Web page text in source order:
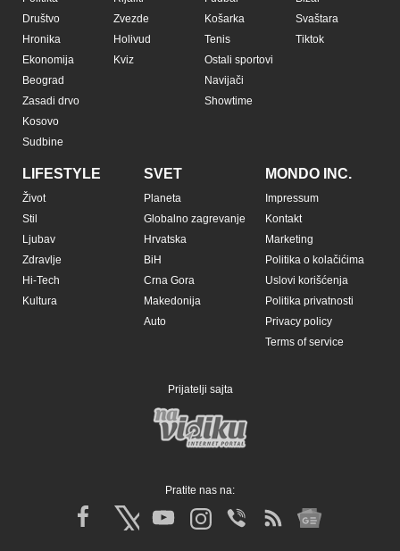
Društvo
Hronika
Ekonomija
Beograd
Zasadi drvo
Kosovo
Sudbine
Zvezde
Holivud
Kviz
Košarka
Tenis
Ostali sportovi
Navijači
Showtime
Svaštara
Tiktok
LIFESTYLE
Život
Stil
Ljubav
Zdravlje
Hi-Tech
Kultura
SVET
Planeta
Globalno zagrevanje
Hrvatska
BiH
Crna Gora
Makedonija
Auto
MONDO INC.
Impressum
Kontakt
Marketing
Politika o kolačićima
Uslovi korišćenja
Politika privatnosti
Privacy policy
Terms of service
Prijatelji sajta
Pratite nas na: